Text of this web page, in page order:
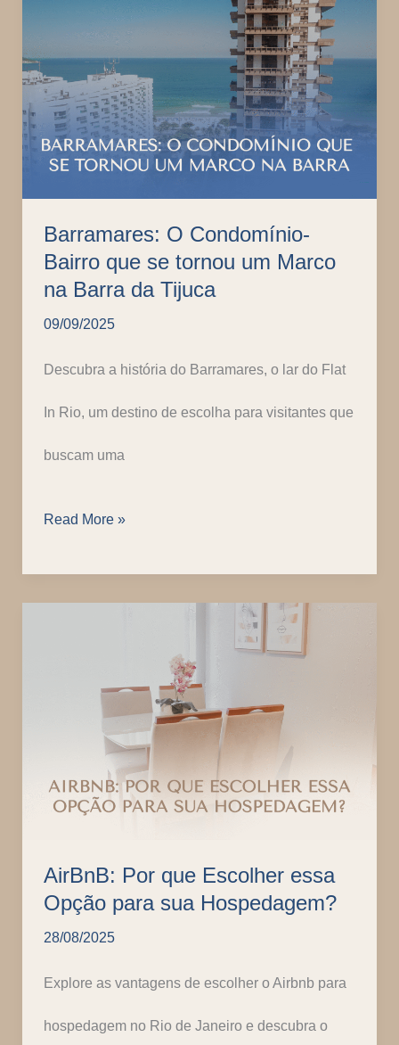
15
lugares
na
Barramares: O Condomínio-
Bairro que se tornou um Marco
na Barra da Tijuca
09/09/2025
Descubra a história do Barramares, o lar do Flat
In Rio, um destino de escolha para visitantes que
buscam uma
Barramares:
Condomínio-
na
Barra
da
Tijuca
Read More »
AirBnB: Por que Escolher essa
Opção para sua Hospedagem?
28/08/2025
Explore as vantagens de escolher o Airbnb para
hospedagem no Rio de Janeiro e descubra o